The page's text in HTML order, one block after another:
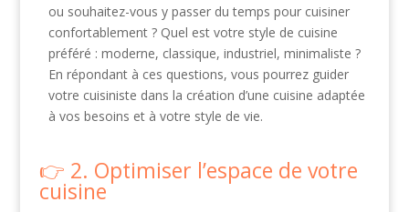
ou souhaitez-vous y passer du temps pour cuisiner
confortablement ? Quel est votre style de cuisine
préféré : moderne, classique, industriel, minimaliste ?
En répondant à ces questions, vous pourrez guider
votre cuisiniste dans la création d’une cuisine adaptée
à vos besoins et à votre style de vie.
2. Optimiser l’espace de votre
cuisine